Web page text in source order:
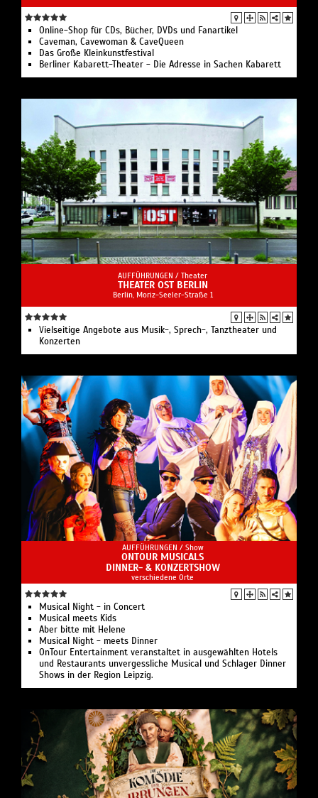
Online-Shop für CDs, Bücher, DVDs und Fanartikel
Caveman, Cavewoman & CaveQueen
Das Große Kleinkunstfestival
Berliner Kabarett-Theater - Die Adresse in Sachen Kabarett
AUFFÜHRUNGEN / Theater
THEATER OST BERLIN
Berlin, Moriz-Seeler-Straße 1
Vielseitige Angebote aus Musik-, Sprech-, Tanztheater und
Konzerten
AUFFÜHRUNGEN / Show
ONTOUR MUSICALS
DINNER- & KONZERTSHOW
verschiedene Orte
Musical Night - in Concert
Musical meets Kids
Aber bitte mit Helene
Musical Night - meets Dinner
OnTour Entertainment veranstaltet in ausgewählten Hotels
und Restaurants unvergessliche Musical und Schlager Dinner
Shows in der Region Leipzig.